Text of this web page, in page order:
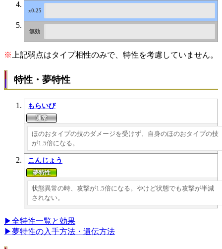
※ 上記弱点はタイプ相性のみで、特性を考慮していません。
特性・夢特性
もらいび
ほのおタイプの技のダメージを受けず、自身のほのおタイプの技
が1.5倍になる。
こんじょう
状態異常の時、攻撃が1.5倍になる。やけど状態でも攻撃が半減
されない。
▶全特性一覧と効果
▶夢特性の入手方法・遺伝方法